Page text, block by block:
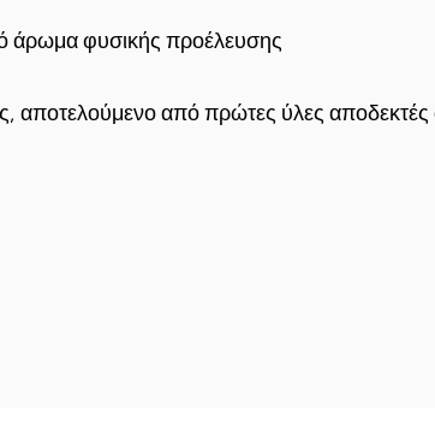
άρωμα φυσικής προέλευσης
αποτελούμενο από πρώτες ύλες